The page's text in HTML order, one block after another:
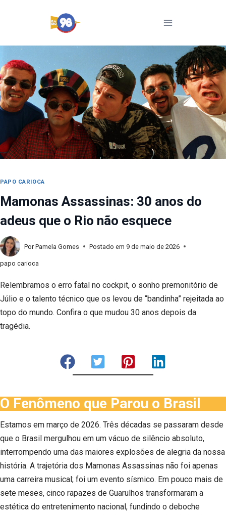
Conteúdo
PAPO CARIOCA
Mamonas Assassinas: 30 anos do
adeus que o Rio não esquece
Por Pamela Gomes Postado em 9 de maio de 2026
papo carioca
Relembramos o erro fatal no cockpit, o sonho premonitório de
Júlio e o talento técnico que os levou de “bandinha” rejeitada ao
topo do mundo. Confira o que mudou 30 anos depois da
tragédia.
O Fenômeno que Parou o Brasil
Estamos em março de 2026. Três décadas se passaram desde
que o Brasil mergulhou em um vácuo de silêncio absoluto,
interrompendo uma das maiores explosões de alegria da nossa
história. A trajetória dos Mamonas Assassinas não foi apenas
uma carreira musical; foi um evento sísmico. Em pouco mais de
sete meses, cinco rapazes de Guarulhos transformaram a
estética do entretenimento nacional, fundindo o deboche